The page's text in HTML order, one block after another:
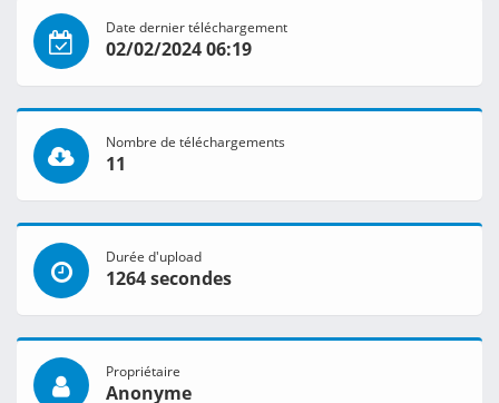
Date dernier téléchargement
02/02/2024 06:19
Nombre de téléchargements
11
Durée d'upload
1264 secondes
Propriétaire
Anonyme